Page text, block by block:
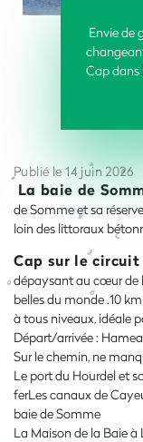
Envie de
Cap dans
Publié le 14 juin 2026
La baie de
de Somme et sa
loin des littoraux
Cap sur le circuit
dépaysant au cœur de
belles du monde .10
à tous niveaux, idéale
Départ/arrivée :
Sur le chemin, ne
Le port du Hourdel et
ferLes canaux de
baie de Somme
La Maison de la Baie à